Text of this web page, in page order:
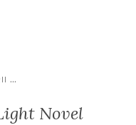
...
Novel